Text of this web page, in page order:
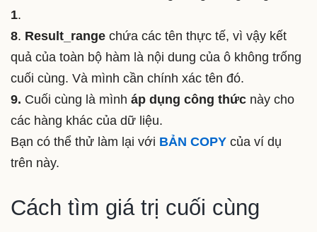
1.
8. Result_range chứa các tên thực tế, vì vậy kết
quả của toàn bộ hàm là nội dung của ô không trống
cuối cùng. Và mình cần chính xác tên đó.
9. Cuối cùng là mình áp dụng công thức này cho
các hàng khác của dữ liệu.
Bạn có thể thử làm lại với BẢN COPY của ví dụ
trên này.
Cách tìm giá trị cuối cùng